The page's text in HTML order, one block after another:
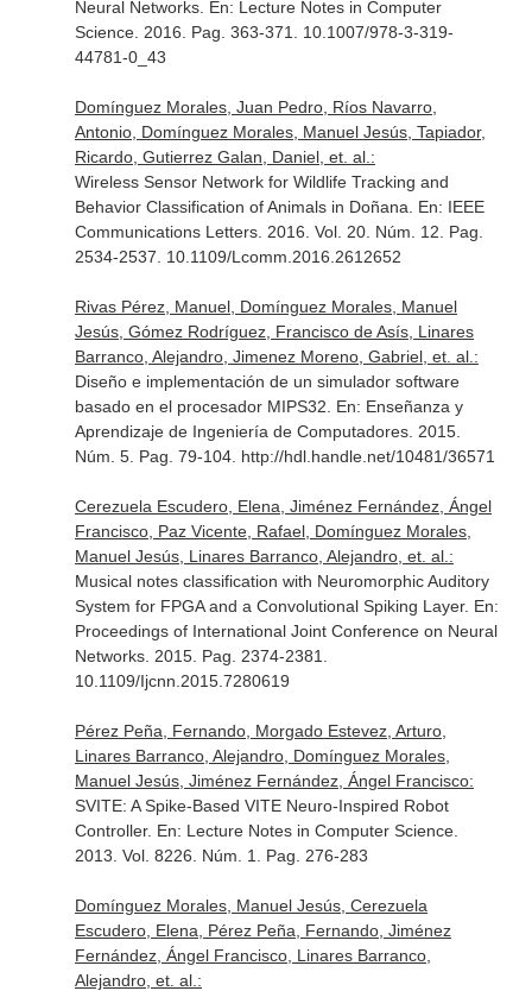
Neural Networks. En: Lecture Notes in Computer
Science. 2016. Pag. 363-371. 10.1007/978-3-319-
44781-0_43
Domínguez Morales, Juan Pedro, Ríos Navarro,
Antonio, Domínguez Morales, Manuel Jesús, Tapiador,
Ricardo, Gutierrez Galan, Daniel, et. al.:
Wireless Sensor Network for Wildlife Tracking and
Behavior Classification of Animals in Doñana. En: IEEE
Communications Letters. 2016. Vol. 20. Núm. 12. Pag.
2534-2537. 10.1109/Lcomm.2016.2612652
Rivas Pérez, Manuel, Domínguez Morales, Manuel
Jesús, Gómez Rodríguez, Francisco de Asís, Linares
Barranco, Alejandro, Jimenez Moreno, Gabriel, et. al.:
Diseño e implementación de un simulador software
basado en el procesador MIPS32. En: Enseñanza y
Aprendizaje de Ingeniería de Computadores. 2015.
Núm. 5. Pag. 79-104. http://hdl.handle.net/10481/36571
Cerezuela Escudero, Elena, Jiménez Fernández, Ángel
Francisco, Paz Vicente, Rafael, Domínguez Morales,
Manuel Jesús, Linares Barranco, Alejandro, et. al.:
Musical notes classification with Neuromorphic Auditory
System for FPGA and a Convolutional Spiking Layer. En:
Proceedings of International Joint Conference on Neural
Networks. 2015. Pag. 2374-2381.
10.1109/Ijcnn.2015.7280619
Pérez Peña, Fernando, Morgado Estevez, Arturo,
Linares Barranco, Alejandro, Domínguez Morales,
Manuel Jesús, Jiménez Fernández, Ángel Francisco:
SVITE: A Spike-Based VITE Neuro-Inspired Robot
Controller. En: Lecture Notes in Computer Science.
2013. Vol. 8226. Núm. 1. Pag. 276-283
Domínguez Morales, Manuel Jesús, Cerezuela
Escudero, Elena, Pérez Peña, Fernando, Jiménez
Fernández, Ángel Francisco, Linares Barranco,
Alejandro, et. al.: